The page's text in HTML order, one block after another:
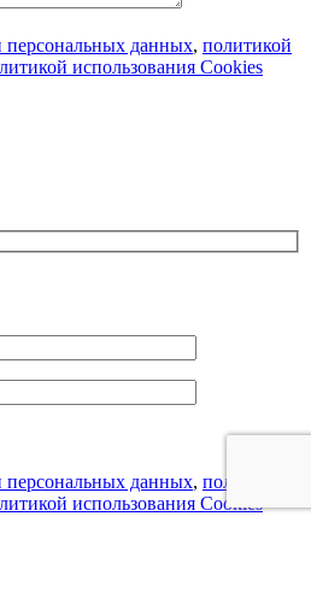
персональных данных, политикой
использования Cookies
персональных данных, политикой
использования Cookies